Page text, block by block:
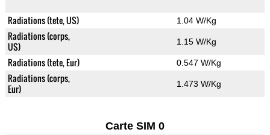
Radiations (tete, US) 1.04 W/Kg
Radiations (corps,
US)
1.15 W/Kg
Radiations (tete, Eur) 0.547 W/Kg
Radiations (corps,
Eur)
1.473 W/Kg
Carte SIM 0